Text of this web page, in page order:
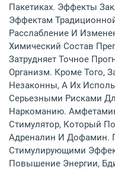
Пакетиках. Эффекты
Эффектам
Расслабление И
Химический Состав
Затрудняет Точное
Организм. Кроме Того,
Незаконны, А Их
Серьезными Рисками
Наркоманию.
Стимулятор, Который
Адреналин И Дофамин.
Стимулирующими
Повышение Энергии,